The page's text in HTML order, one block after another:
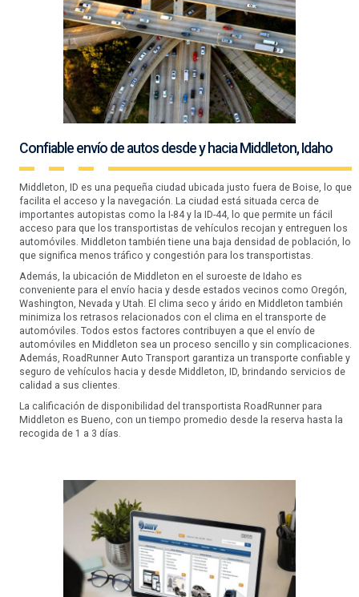
Confiable envío de autos desde y hacia Middleton, Idaho
Middleton, ID es una pequeña ciudad ubicada justo fuera de Boise, lo que
facilita el acceso y la navegación. La ciudad está situada cerca de
importantes autopistas como la I-84 y la ID-44, lo que permite un fácil
acceso para que los transportistas de vehículos recojan y entreguen los
automóviles. Middleton también tiene una baja densidad de población, lo
que significa menos tráfico y congestión para los transportistas.
Además, la ubicación de Middleton en el suroeste de Idaho es
conveniente para el envío hacia y desde estados vecinos como Oregón,
Washington, Nevada y Utah. El clima seco y árido en Middleton también
minimiza los retrasos relacionados con el clima en el transporte de
automóviles. Todos estos factores contribuyen a que el envío de
automóviles en Middleton sea un proceso sencillo y sin complicaciones.
Además, RoadRunner Auto Transport garantiza un transporte confiable y
seguro de vehículos hacia y desde Middleton, ID, brindando servicios de
calidad a sus clientes.
La calificación de disponibilidad del transportista RoadRunner para
Middleton es Bueno, con un tiempo promedio desde la reserva hasta la
recogida de 1 a 3 días.